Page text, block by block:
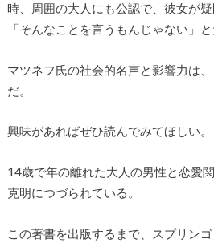
時、周囲の大人にも公認で、彼女が
「そんなことを言うもんじゃない」
マツネフ氏の社会的名声と影響力は
だ。
興味があればぜひ読んでみてほしい。
14歳で年の離れた大人の男性と恋愛
克明につづられている。
この著書を出版するまで、スプリン